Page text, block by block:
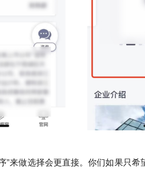
”来做选择会更直接。你们如果只